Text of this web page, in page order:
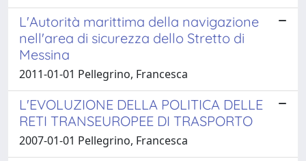
L'Autorità marittima della navigazione
nell'area di sicurezza dello Stretto di
Messina
2011-01-01 Pellegrino, Francesca
L'EVOLUZIONE DELLA POLITICA DELLE
RETI TRANSEUROPEE DI TRASPORTO
2007-01-01 Pellegrino, Francesca